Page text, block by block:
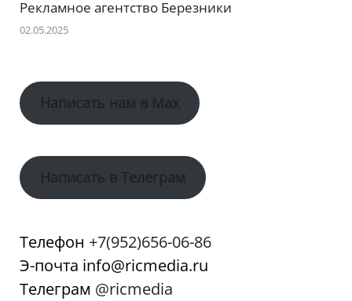
Рекламное агентство Березники
02.05.2025
Написать нам в Max
Написать в Телеграм
Телефон +7(952)656-06-86
Э-почта info@ricmedia.ru
Телеграм @ricmedia